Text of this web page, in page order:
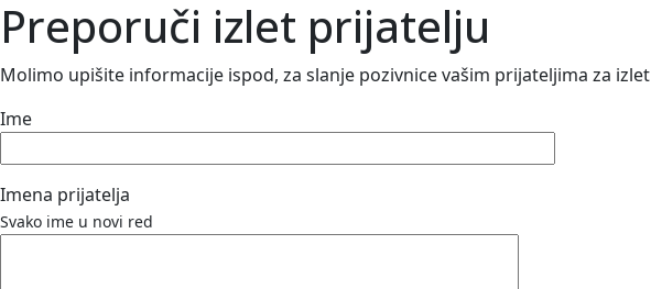
Preporuči izlet prijatelju
Molimo upišite informacije ispod, za slanje pozivnice vašim prijateljima za izlet
Ime
Imena prijatelja
Svako ime u novi red